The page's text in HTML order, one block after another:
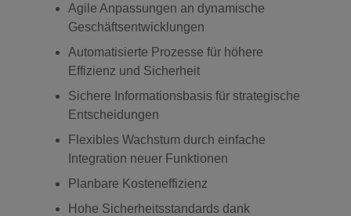
Agile Anpassungen an dynamische
Geschäftsentwicklungen
Automatisierte Prozesse für höhere
Effizienz und Sicherheit
Sichere Informationsbasis für strategische
Entscheidungen
Flexibles Wachstum durch einfache
Integration neuer Funktionen
Planbare Kosteneffizienz
Hohe Sicherheitsstandards dank